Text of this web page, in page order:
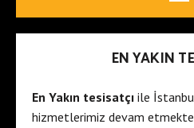
EN YAKIN
En Yakın tesisatçı ile
hizmetlerimiz devam